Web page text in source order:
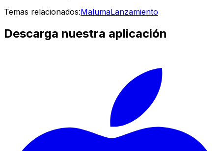
Temas relacionados:MalumaLanzamiento
Descarga nuestra aplicación